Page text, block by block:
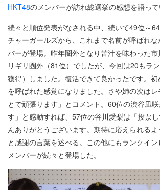
HKT48のメンバーが訪れ総選挙の感想を語って
続々と順位発表がなされる中、続いて49位～
チャーガールズから、これまで名前が呼ばれ
バーが登場。昨年圏外となり苦汁を味わった
リギリ圏外（81位）でしたが、今回は20もラ
獲得）しました。復活できて良かったです。
を呼ばれた感覚になりました。さや姉の次はレ
とで頑張ります」とコメント。60位の渋谷凪
す」と感動すれば、57位の谷川愛梨は「投票
んありがとうございます。期待に応えられるよ
と感謝の言葉を述べる。この他にもランクイ
メンバーが続々と登場した。